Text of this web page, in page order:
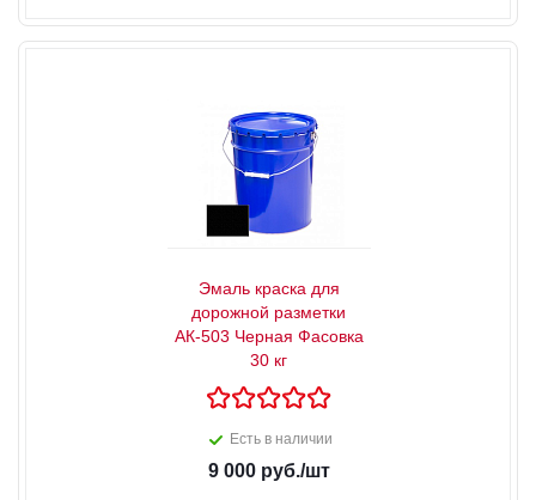
Эмаль краска для
дорожной разметки
АК-503 Черная Фасовка
30 кг
Есть в наличии
9 000руб./шт